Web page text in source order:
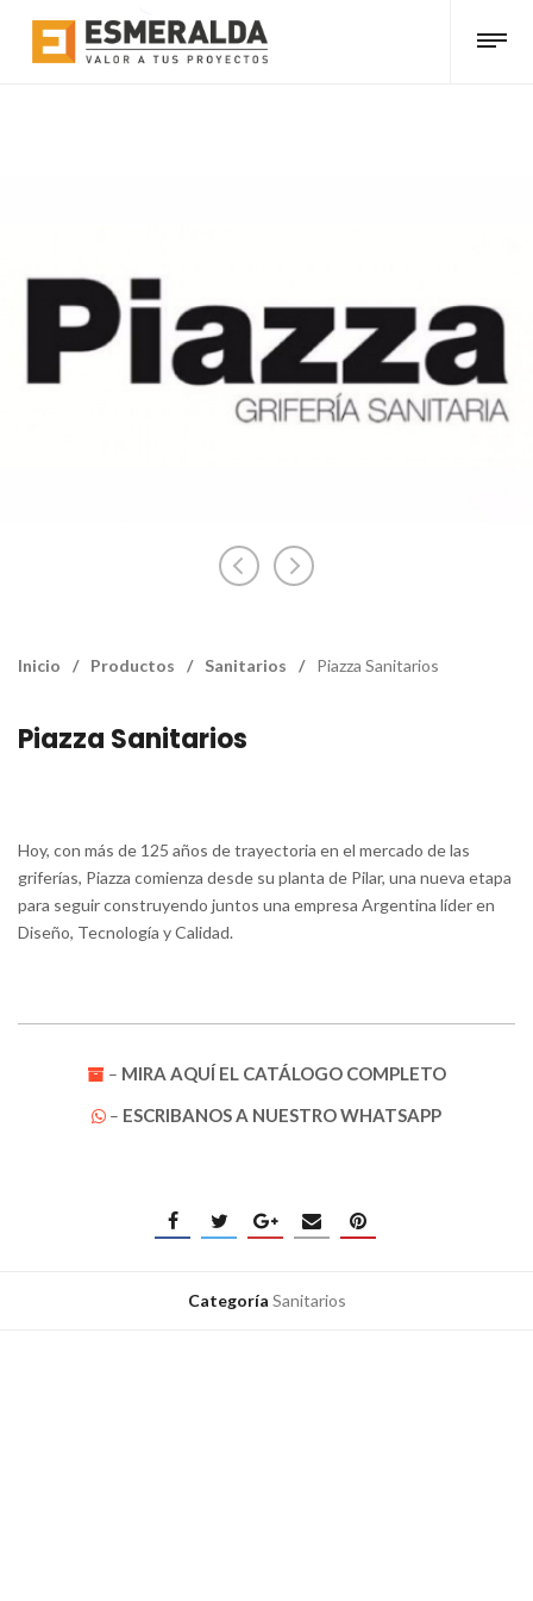
Inicio / Productos / Sanitarios / Piazza Sanitarios
Piazza Sanitarios
Hoy, con más de 125 años de trayectoria en el mercado de las
griferías, Piazza comienza desde su planta de Pilar, una nueva etapa
para seguir construyendo juntos una empresa Argentina líder en
Diseño, Tecnología y Calidad.
– MIRA AQUÍ EL CATÁLOGO COMPLETO
– ESCRIBANOSA NUESTRO WHATSAPP
Categoría Sanitarios